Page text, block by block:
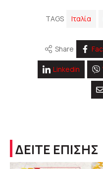
TAGS Ιταλία
Share
Linkedin
ΔΕΙΤΕ ΕΠΙΣΗΣ